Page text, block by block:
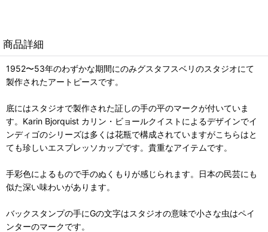
商品詳細
1952〜53年のわずかな期間にのみグスタフスベリのスタジオにて
製作されたアートピースです。
底にはスタジオで製作された証しの手の平のマークが付いていま
す。Karin Bjorquist カリン・ビョールクイストによるデザインでイ
ンディゴのシリーズは多くは花瓶で構成されていますがこちらはと
ても珍しいエスプレッソカップです。貴重なアイテムです。
手彩色によるもので手のぬくもりが感じられます。日本の民芸にも
似た深い味わいがあります。
バックスタンプの手にGの文字はスタジオの意味で小さな虫はペイ
ンターのマークです。